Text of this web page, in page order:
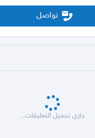
تواصل
جاري تحميل التعليقات...